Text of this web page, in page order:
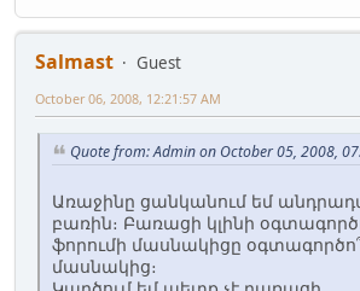
Salmast
Guest
October 06, 2008, 12:21:57 AM
Quote from: Admin on October 05, 2008,
Առաջինը ցանկանում եմ
բառին։ Բառացի կլինի
ֆորումի մասնակիցը
մասնակից։